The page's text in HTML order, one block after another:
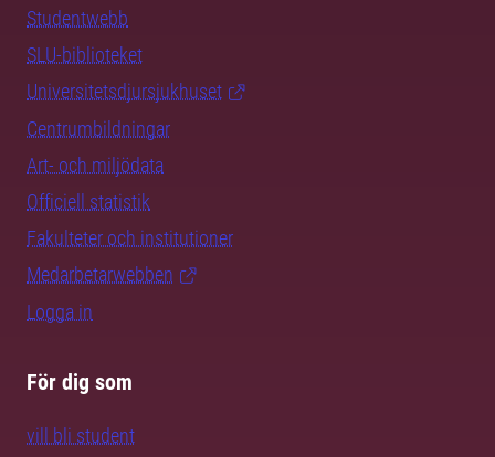
Studentwebb
SLU-biblioteket
Universitetsdjursjukhuset
Centrumbildningar
Art- och miljödata
Officiell statistik
Fakulteter och institutioner
Medarbetarwebben
Logga in
För dig som
vill bli student